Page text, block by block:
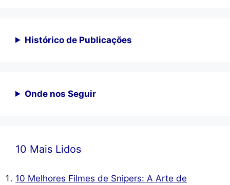
Histórico de Publicações
Onde nos Seguir
10 Mais Lidos
10 Melhores Filmes de Snipers: A Arte de